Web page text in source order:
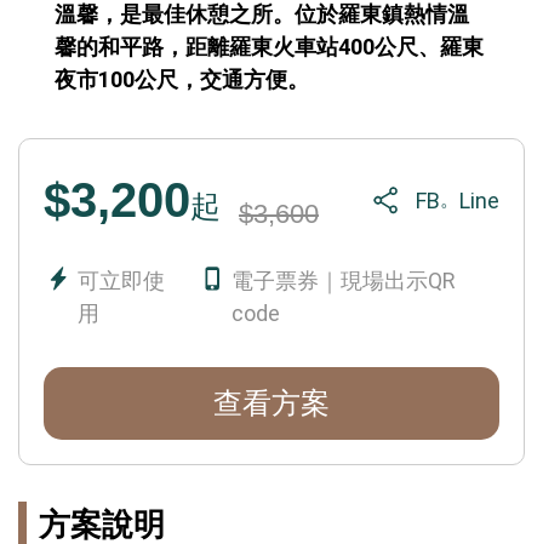
溫馨，是最佳休憩之所。位於羅東鎮熱情溫
馨的和平路，距離羅東火車站400公尺、羅東
夜市100公尺，交通方便。
$3,200起 $3,600 FB。 Line
可立即使
用
電子票券｜現場出示QR
code
查看方案
方案說明